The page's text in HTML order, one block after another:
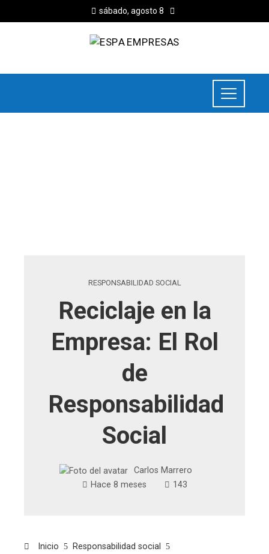
sábado, agosto 8
RESPONSABILIDAD SOCIAL
Reciclaje en la
Empresa: El Rol
de
Responsabilidad
Social
Carlos Marrero
Hace 8 meses
143
Inicio
Responsabilidad social